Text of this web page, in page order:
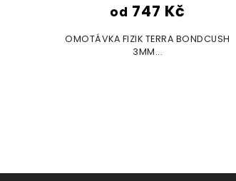
od 747 Kč
OMOTÁVKA FIZIK TERRA BONDCUSH
3MM...